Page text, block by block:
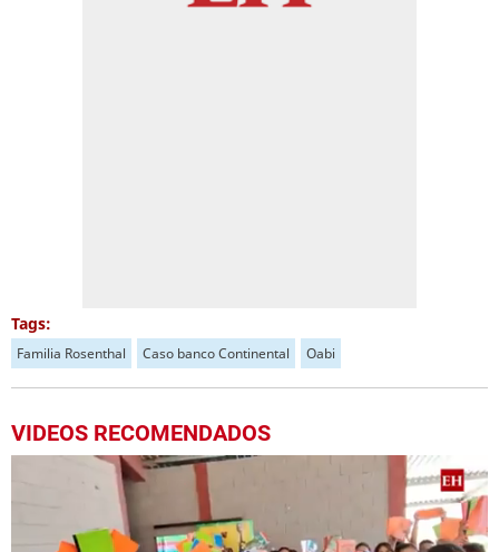
Tags:
Familia Rosenthal Caso banco Continental Oabi
VIDEOS RECOMENDADOS